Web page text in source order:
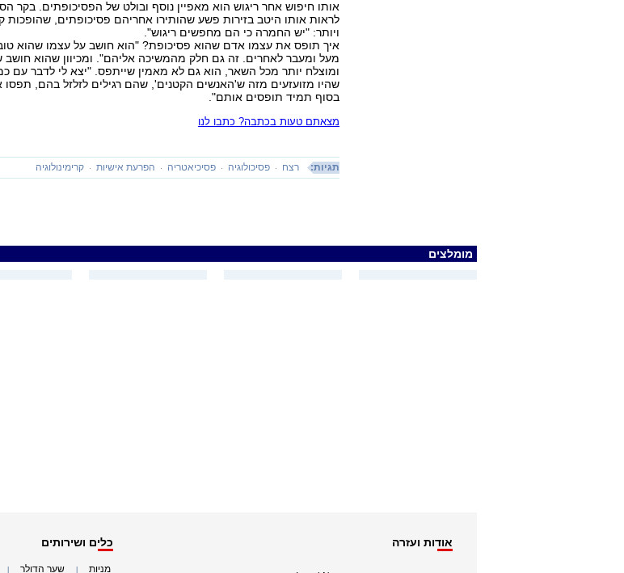
אותו חיפוש אחר ריגוש הוא מאפיין נוסף ובולט של הפסיכופתים. בקר
לראות אותו היטב בזירות פשע שהותירו אחריהם פסיכופתים, שהופכות
ויותר: "יש החמרה כי הם מחפשים ריגוש".
איך תופס את עצמו אדם שהוא פסיכופת? "הוא חושב על עצמו שהוא
מעל ומעבר לאחרים. זה גם חלק מהמשיכה אליהם". ומכיוון שהוא חושב
ומוצלח יותר מכל השאר, הוא גם לא מאמין שייתפס. "יצא לי לדבר עם
שהיו מזועזעים מזה ש'האנשים הקטנים', שהם רגילים לזלזל בהם,
בסוף תמיד תופסים אותם".
מצאתם טעות בכתבה? כתבו לנו
תגיות: רצח פסיכולוגיה פסיכיאטריה הפרעת אישיות קרימינולוגיה
מומלצים
אודות ועזרה כלים ושירותים
מניות שער הדולר